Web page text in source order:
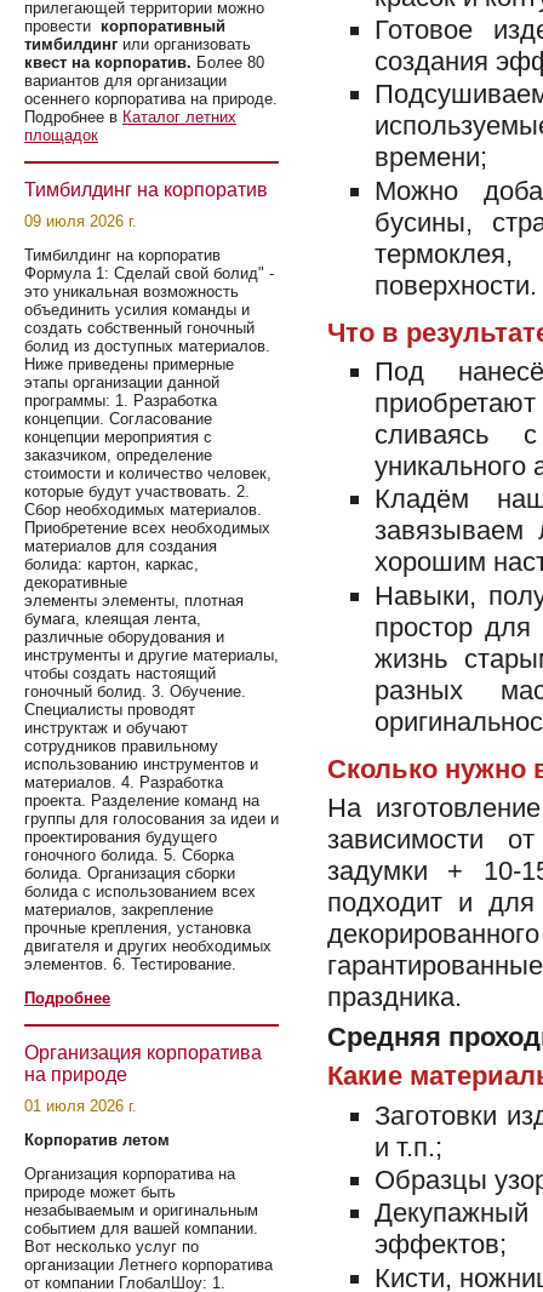
Готовое
создания
времени;
Можно
бусины,
поверхности.
Что в
Под
сливаясь
уникального
Кладём
завязываем
хорошим
Навыки,
простор для
жизнь
разных
Сколько нужно
На
зависимости
задумки + 10-
подходит и
праздника.
Средняя
Какие
Заготовки
и т.п.;
Образцы
эффектов;
Кисти,
прилегающей территории можно
провести корпоративный
тимбилдинг или организовать
квест на корпоратив. Более 80
вариантов для организации
осеннего корпоратива на природе.
Подробнее в Каталог летних
площадок
Тимбилдинг на корпоратив
09 июля 2026 г.
Тимбилдинг на корпоратив
Формула 1: Сделай свой болид" -
это уникальная возможность
объединить усилия команды и
создать собственный гоночный
болид из доступных материалов.
Ниже приведены примерные
этапы организации данной
программы: 1. Разработка
концепции. Согласование
концепции мероприятия с
заказчиком, определение
стоимости и количество человек,
которые будут участвовать. 2.
Сбор необходимых материалов.
Приобретение всех необходимых
материалов для создания
болида: картон, каркас,
декоративные
элементы элементы, плотная
бумага, клеящая лента,
различные оборудования и
инструменты и другие материалы,
чтобы создать настоящий
гоночный болид. 3. Обучение.
Специалисты проводят
инструктаж и обучают
сотрудников правильному
использованию инструментов и
материалов. 4. Разработка
проекта. Разделение команд на
группы для голосования за идеи и
проектирования будущего
гоночного болида. 5. Сборка
болида. Организация сборки
болида с использованием всех
материалов, закрепление
прочные крепления, установка
двигателя и других необходимых
элементов. 6. Тестирование.
Подробнее
Организация корпоратива
на природе
01 июля 2026 г.
Корпоратив летом
Организация корпоратива на
природе может быть
незабываемым и оригинальным
событием для вашей компании.
Вот несколько услуг по
организации Летнего корпоратива
от компании ГлобалШоу: 1.